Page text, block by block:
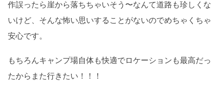
作誤ったら崖から落ちちゃいそう〜なんて道路も珍しくな
いけど、そんな怖い思いすることがないのでめちゃくちゃ
安心です。
もちろんキャンプ場自体も快適でロケーションも最高だっ
たからまた行きたい！！！